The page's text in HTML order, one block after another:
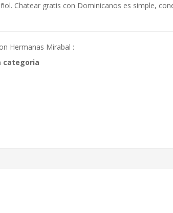
Chatear gratis con Dominicanos es simple,
Hermanas Mirabal :
categoria